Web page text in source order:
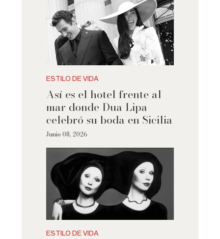
ESTILO DE VIDA
Así es el hotel frente al
mar donde Dua Lipa
celebró su boda en Sicilia
Junio 08, 2026
ESTILO DE VIDA